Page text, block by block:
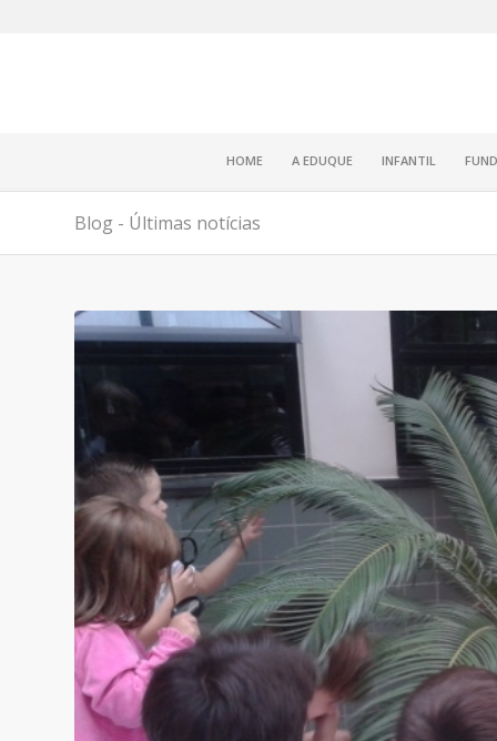
HOME A EDUQUE INFANTIL
Blog - Últimas notícias